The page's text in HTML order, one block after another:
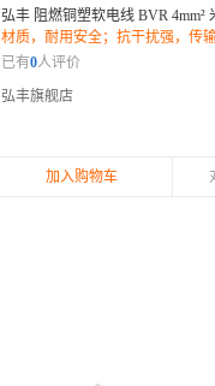
弘丰 阻燃铜塑软电线 BVR 4mm²
材质，耐用安全；抗干扰强，传输
灵活弯曲，方便安装；
已有0人评价
弘丰旗舰店
加入购物车